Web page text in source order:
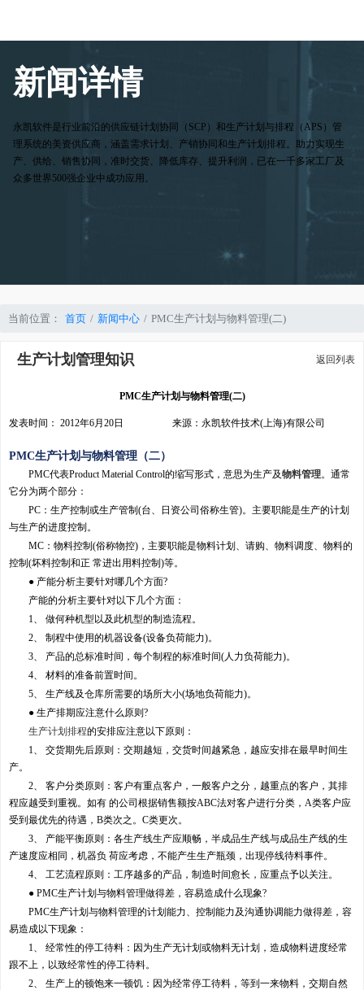
新闻详情
永凯软件是行业前沿的供应链计划协同（SCP）和生产计划与排程（APS）管
理系统的美资供应商，涵盖需求计划、产销协同和生产计划排程。助力实现生
产、供给、销售协同，准时交货、降低库存、提升利润，已在一千多家工厂及
众多世界500强企业中成功应用。
当前位置： 首页 新闻中心 PMC生产计划与物料管理(二)
生产计划管理知识 返回列表
PMC生产计划与物料管理(二)
发表时间： 2012年6月20日 来源：永凯软件技术(上海)有限公司
PMC生产计划与物料管理（二）
PMC代表Product Material Control的缩写形式，意思为生产及物料管理。通常
它分为两个部分：
PC：生产控制或生产管制(台、日资公司俗称生管)。主要职能是生产的计划
与生产的进度控制。
MC：物料控制(俗称物控)，主要职能是物料计划、请购、物料调度、物料的
控制(坏料控制和正 常进出用料控制)等。
● 产能分析主要针对哪几个方面?
产能的分析主要针对以下几个方面：
1、 做何种机型以及此机型的制造流程。
2、 制程中使用的机器设备(设备负荷能力)。
3、 产品的总标准时间，每个制程的标准时间(人力负荷能力)。
4、 材料的准备前置时间。
5、 生产线及仓库所需要的场所大小(场地负荷能力)。
● 生产排期应注意什么原则?
生产计划排程的安排应注意以下原则：
1、 交货期先后原则：交期越短，交货时间越紧急，越应安排在最早时间生
产。
2、 客户分类原则：客户有重点客户，一般客户之分，越重点的客户，其排
程应越受到重视。如有 的公司根据销售额按ABC法对客户进行分类，A类客户应
受到最优先的待遇，B类次之。C类更次。
3、 产能平衡原则：各生产线生产应顺畅，半成品生产线与成品生产线的生
产速度应相同，机器负 荷应考虑，不能产生生产瓶颈，出现停线待料事件。
4、 工艺流程原则：工序越多的产品，制造时间愈长，应重点予以关注。
● PMC生产计划与物料管理做得差，容易造成什么现象?
PMC生产计划与物料管理的计划能力、控制能力及沟通协调能力做得差，容
易造成以下现象：
1、 经常性的停工待料：因为生产无计划或物料无计划，造成物料进度经常
跟不上，以致经常性的停工待料。
2、 生产上的顿饱来一顿饥：因为经常停工待料，等到一来物料，交期自然